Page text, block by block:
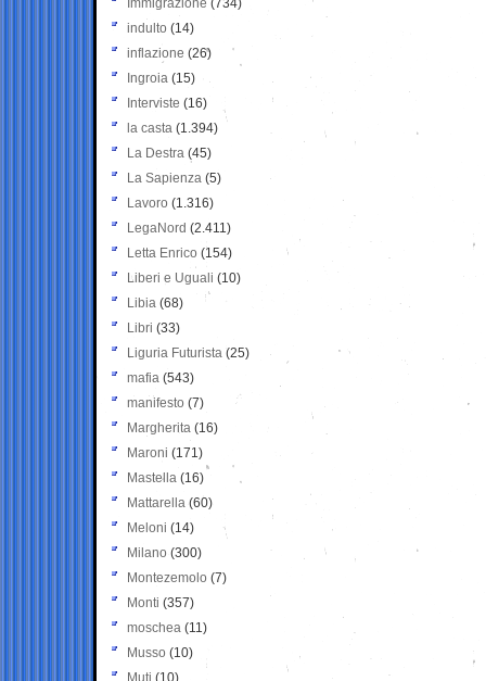
Immigrazione (734)
indulto (14)
inflazione (26)
Ingroia (15)
Interviste (16)
la casta (1.394)
La Destra (45)
La Sapienza (5)
Lavoro (1.316)
LegaNord (2.411)
Letta Enrico (154)
Liberi e Uguali (10)
Libia (68)
Libri (33)
Liguria Futurista (25)
mafia (543)
manifesto (7)
Margherita (16)
Maroni (171)
Mastella (16)
Mattarella (60)
Meloni (14)
Milano (300)
Montezemolo (7)
Monti (357)
moschea (11)
Musso (10)
Muti (10)